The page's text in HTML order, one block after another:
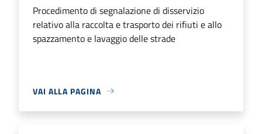
Procedimento di segnalazione di disservizio
relativo alla raccolta e trasporto dei rifiuti e allo
spazzamento e lavaggio delle strade
VAI ALLA PAGINA